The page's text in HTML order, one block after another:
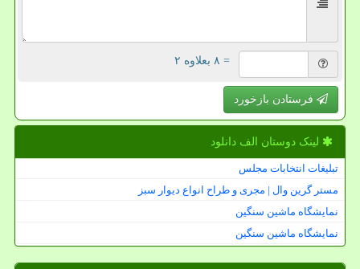
= ۸ بعلاوه ۲
فرستادن بازخورد
لینک دوستان الف دانلود
تبلیغات انتخابات مجلس
مستر گرین وال | مجری و طراح انواع دیوار سبز
نمایشگاه ماشین سنگین
نمایشگاه ماشین سنگین